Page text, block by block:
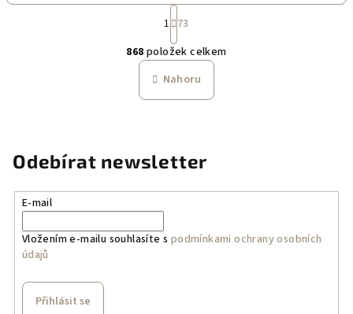
O
v
l
í
k
S
t
r
á
n
k
o
í
1 73
868 položek celkem
Nahoru
Odebírat newsletter
E-mail
Vložením e-mailu souhlasíte s podmínkami ochrany osobních
údajů
Přihlásit se